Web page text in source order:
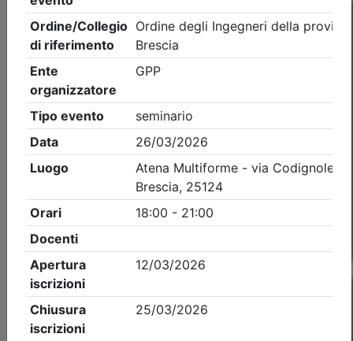
Criteri di ricerca applicati:
- Tipo Ordine/collegio:
Brescia- Eventi in programma dal
Precedente 3 Successiva
Nessun risultato per i parametri inseriti
Esito della ricerca eventi formativi